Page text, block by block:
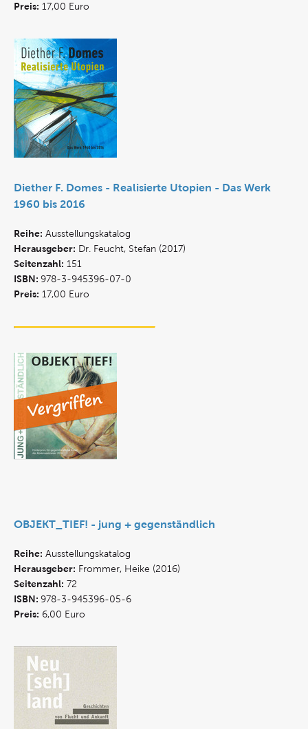
Preis: 17,00 Euro
Diether F. Domes - Realisierte Utopien - Das Werk
1960 bis 2016
Reihe: Ausstellungskatalog
Herausgeber: Dr. Feucht, Stefan (2017)
Seitenzahl: 151
ISBN: 978-3-945396-07-0
Preis: 17,00 Euro
OBJEKT_TIEF! - jung + gegenständlich
Reihe: Ausstellungskatalog
Herausgeber: Frommer, Heike (2016)
Seitenzahl: 72
ISBN: 978-3-945396-05-6
Preis: 6,00 Euro